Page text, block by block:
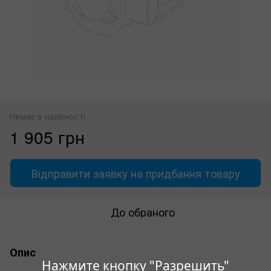
Нажмите кнопку "Разрешить"
Немає в наявності
1 905 грн
Відправити заявку на придбання товару
До обраного
Опис